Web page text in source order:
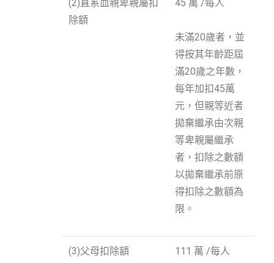
(2)直系血親卑親屬扣
除額
45 萬 /每人
未滿20歲者，並
得按其年齡距屆
滿20歲之年數，
每年加扣45萬
元，但親等近者
拋棄繼承由次親
等卑親屬繼承
者，扣除之數額
以拋棄繼承前原
得扣除之數額為
限。
(3)父母扣除額 111 萬 /每人